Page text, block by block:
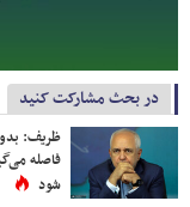
در بحث مشارکت کنید
ظریف:
فاصله
شود